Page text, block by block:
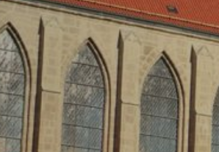
https://tools.google.com/dlpage/
Námietka proti evidencii údajov
Kliknutím na nasledujúci
Cookie, ktorý zabráni evidovaniu
Disable Google Analytics
Viac informácií týkajúcich sa
https://support.google.com/
Spracovanie údajov o zákazke
So spoločnosťou Google sme
nariadenia nemeckých úradov na
Správa
Nahrajte svoj životopis
Celková veľkosť